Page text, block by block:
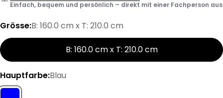
Einfach, bequem und persönlich – direkt mit einer Fachperson aus
Grösse:B: 160.0 cm x T: 210.0 cm
B: 160.0 cm x T: 210.0 cm
Hauptfarbe:Blau